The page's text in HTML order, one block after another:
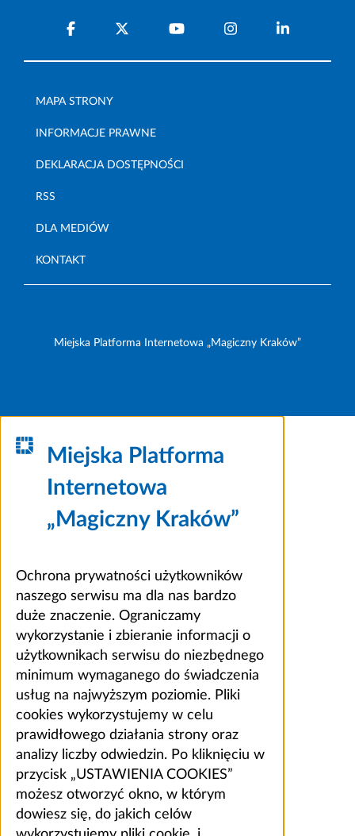
MAPA STRONY
INFORMACJE PRAWNE
DEKLARACJA DOSTĘPNOŚCI
RSS
DLA MEDIÓW
KONTAKT
Miejska Platforma Internetowa „Magiczny Kraków”
Miejska Platforma
Internetowa
„Magiczny Kraków”
Ochrona prywatności użytkowników
naszego serwisu ma dla nas bardzo
duże znaczenie. Ograniczamy
wykorzystanie i zbieranie informacji o
użytkownikach serwisu do niezbędnego
minimum wymaganego do świadczenia
usług na najwyższym poziomie. Pliki
cookies wykorzystujemy w celu
prawidłowego działania strony oraz
analizy liczby odwiedzin. Po kliknięciu w
przycisk „USTAWIENIA COOKIES”
możesz otworzyć okno, w którym
dowiesz się, do jakich celów